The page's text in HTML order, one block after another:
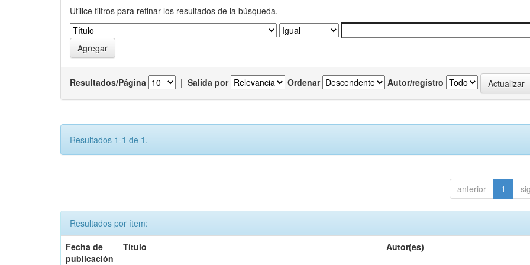
Utilice filtros para refinar los resultados de la búsqueda.
Resultados/Página | Salida por Ordenar Autor/registro
Resultados 1-1 de 1.
anterior 1
Resultados por ítem:
Fecha de
publicación
Título Autor(es)